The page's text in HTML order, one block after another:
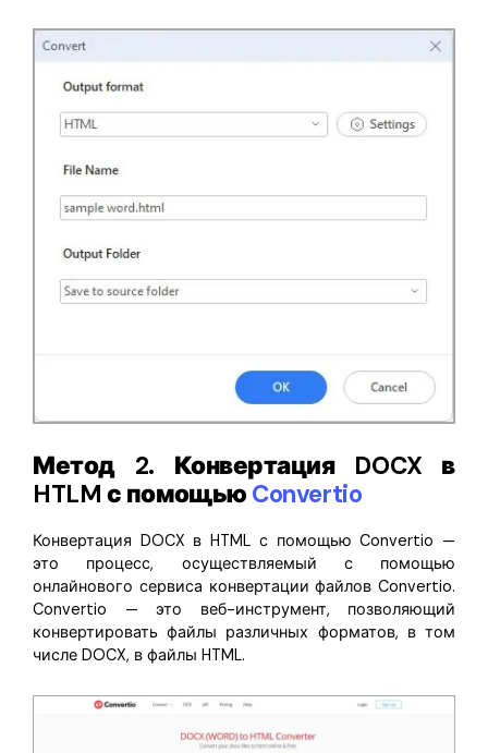
Метод 2. Конвертация DOCX в
HTLM с помощью Convertio
Конвертация DOCX в HTML с помощью Convertio —
это процесс, осуществляемый с помощью
онлайнового сервиса конвертации файлов Convertio.
Convertio — это веб-инструмент, позволяющий
конвертировать файлы различных форматов, в том
числе DOCX, в файлы HTML.